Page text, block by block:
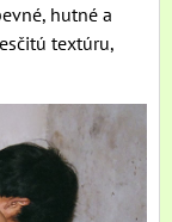
hutné a
textúru,